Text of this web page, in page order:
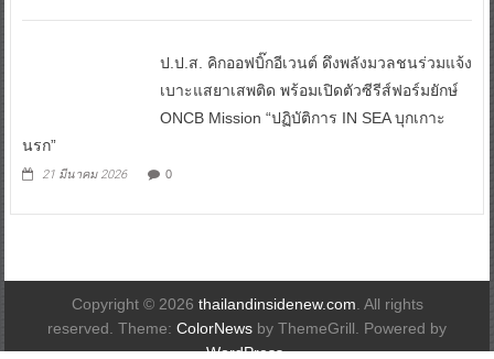
ป.ป.ส. คิกออฟบิ๊กอีเวนต์ ดึงพลังมวลชนร่วมแจ้ง
เบาะแสยาเสพติด พร้อมเปิดตัวซีรีส์ฟอร์มยักษ์
ONCB Mission “ปฏิบัติการ IN SEA บุกเกาะ
นรก”
21 มีนาคม 2026 0
Copyright © 2026 thailandinsidenew.com . All rights
reserved. Theme: ColorNews by ThemeGrill. Powered by
WordPress.